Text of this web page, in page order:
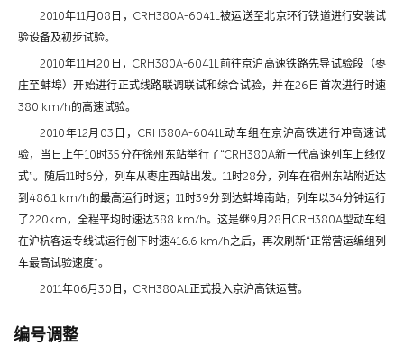
2010年11月08日，CRH380A-6041L被运送至北京环行铁道进行安装试
验设备及初步试验。
2010年11月20日，CRH380A-6041L前往京沪高速铁路先导试验段（枣
庄至蚌埠）开始进行正式线路联调联试和综合试验，并在26日首次进行时速
380 km/h的高速试验。
2010年12月03日，CRH380A-6041L动车组在京沪高铁进行冲高速试
验，当日上午10时35分在徐州东站举行了“CRH380A新一代高速列车上线仪
式”。随后11时6分，列车从枣庄西站出发。11时28分，列车在宿州东站附近达
到486.1 km/h的最高运行时速；11时39分到达蚌埠南站，列车以34分钟运行
了220km，全程平均时速达388 km/h。这是继9月28日CRH380A型动车组
在沪杭客运专线试运行创下时速416.6 km/h之后，再次刷新“正常营运编组列
车最高试验速度”。
2011年06月30日，CRH380AL正式投入京沪高铁运营。
编号调整